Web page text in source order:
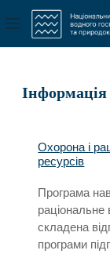
Бокова панель
Охорона і
ресурсів
Програма
раціональне
складена
програми